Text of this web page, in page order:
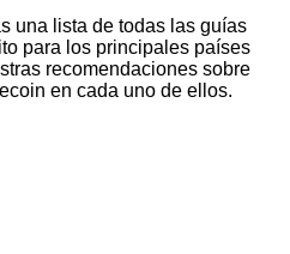
una lista de todas las guías
para los principales países
recomendaciones sobre
en cada uno de ellos.